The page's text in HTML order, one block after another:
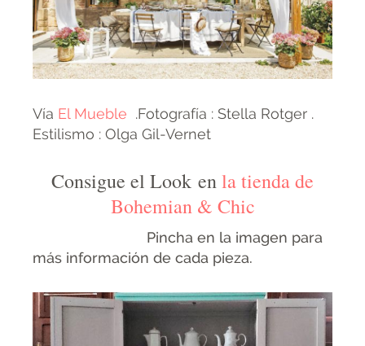
Vía El Mueble .Fotografía : Stella Rotger .
Estilismo : Olga Gil-Vernet
Consigue el Look enla tienda de
Bohemian & Chic
Pincha en la imagen para
más información de cada pieza.